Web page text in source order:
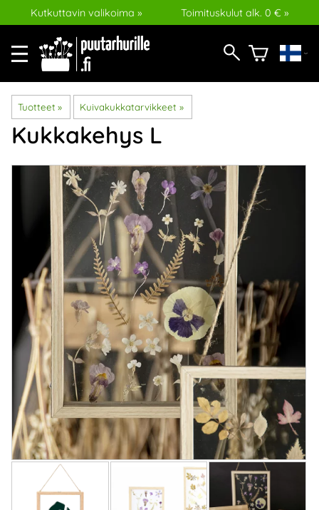
Kutkuttavin valikoima » Toimituskulut alk. 0 € »
Tuotteet ‪» Kuivakukkatarvikkeet ‪»
Kukkakehys L